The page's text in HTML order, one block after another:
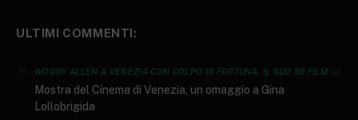
ULTIMI COMMENTI:
WOODY ALLEN A VENEZIA CON COLPO DI FORTUNA, IL SUO 50 FILM
Mostra del Cinema di Venezia, un omaggio a Gina
Lollobrigida